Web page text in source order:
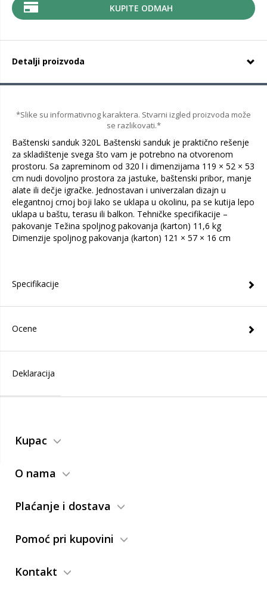
KUPITE ODMAH
Detalji proizvoda
*Slike su informativnog karaktera. Stvarni izgled proizvoda može
se razlikovati.*
Baštenski sanduk 320L Baštenski sanduk je praktično rešenje
za skladištenje svega što vam je potrebno na otvorenom
prostoru. Sa zapreminom od 320 l i dimenzijama 119 × 52 × 53
cm nudi dovoljno prostora za jastuke, baštenski pribor, manje
alate ili dečje igračke. Jednostavan i univerzalan dizajn u
elegantnoj crnoj boji lako se uklapa u okolinu, pa se kutija lepo
uklapa u baštu, terasu ili balkon. Tehničke specifikacije –
pakovanje Težina spoljnog pakovanja (karton) 11,6 kg
Dimenzije spoljnog pakovanja (karton) 121 × 57 × 16 cm
Specifikacije
Ocene
Deklaracija
Kupac
O nama
Plaćanje i dostava
Pomoć pri kupovini
Kontakt